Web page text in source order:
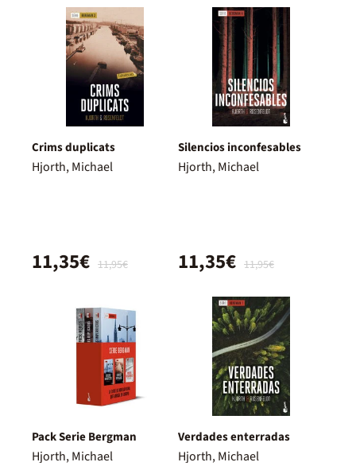
Crims duplicats
Hjorth, Michael
11,95€
11,35€
Silencios inconfesables
Hjorth, Michael
11,95€
11,35€
Pack Serie Bergman
Hjorth, Michael
Verdades enterradas
Hjorth, Michael